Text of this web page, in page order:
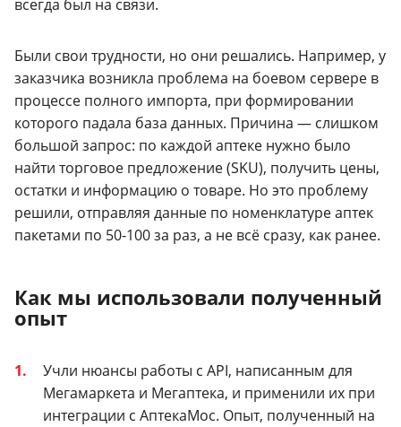
всегда был на связи.
Были свои трудности, но они решались. Например, у
заказчика возникла проблема на боевом сервере в
процессе полного импорта, при формировании
которого падала база данных. Причина — слишком
большой запрос: по каждой аптеке нужно было
найти торговое предложение (SKU), получить цены,
остатки и информацию о товаре. Но это проблему
решили, отправляя данные по номенклатуре аптек
пакетами по 50-100 за раз, а не всё сразу, как ранее.
Как мы использовали полученный
опыт
Учли нюансы работы с API, написанным для
Мегамаркета и Мегаптека, и применили их при
интеграции с АптекаМос. Опыт, полученный на